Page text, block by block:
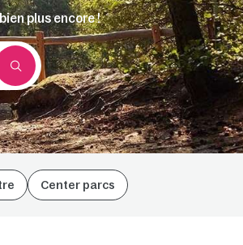
plus encore !
Center parcs